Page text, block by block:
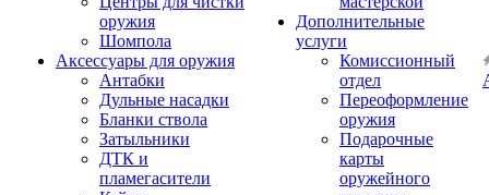
оружия
Шомпола
Аксессуары для оружия
Антабки
Дульные насадки
Бланки ствола
Затыльники
ДТК и
пламегасители
Дополнительные
услуги
Комиссионный
отдел
Переоформление
оружия
Подарочные
карты
оружейного